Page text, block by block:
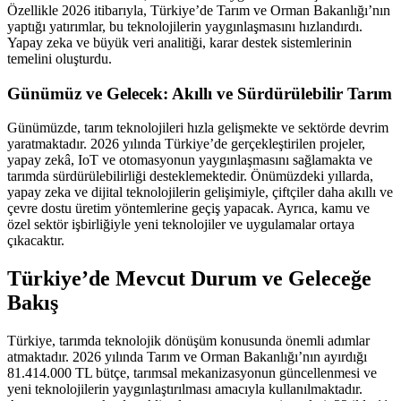
Özellikle 2026 itibarıyla, Türkiye’de Tarım ve Orman Bakanlığı’nın
yaptığı yatırımlar, bu teknolojilerin yaygınlaşmasını hızlandırdı.
Yapay zeka ve büyük veri analitiği, karar destek sistemlerinin
temelini oluşturdu.
Günümüz ve Gelecek: Akıllı ve Sürdürülebilir Tarım
Günümüzde, tarım teknolojileri hızla gelişmekte ve sektörde devrim
yaratmaktadır. 2026 yılında Türkiye’de gerçekleştirilen projeler,
yapay zekâ, IoT ve otomasyonun yaygınlaşmasını sağlamakta ve
tarımda sürdürülebilirliği desteklemektedir. Önümüzdeki yıllarda,
yapay zeka ve dijital teknolojilerin gelişimiyle, çiftçiler daha akıllı ve
çevre dostu üretim yöntemlerine geçiş yapacak. Ayrıca, kamu ve
özel sektör işbirliğiyle yeni teknolojiler ve uygulamalar ortaya
çıkacaktır.
Türkiye’de Mevcut Durum ve Geleceğe
Bakış
Türkiye, tarımda teknolojik dönüşüm konusunda önemli adımlar
atmaktadır. 2026 yılında Tarım ve Orman Bakanlığı’nın ayırdığı
81.414.000 TL bütçe, tarımsal mekanizasyonun güncellenmesi ve
yeni teknolojilerin yaygınlaştırılması amacıyla kullanılmaktadır.